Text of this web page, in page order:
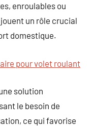
enroulables ou
un rôle crucial
domestique.
pour volet roulant
solution
le besoin de
ce qui favorise